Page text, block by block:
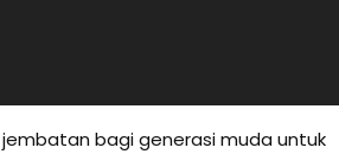
bagi generasi muda untuk